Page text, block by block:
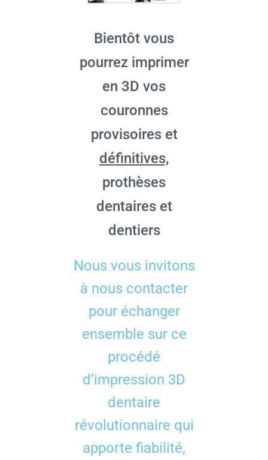
Bientôt vous
pourrez imprimer
en 3D vos
couronnes
provisoires et
définitives,
prothèses
dentaires et
dentiers
Nous vous invitons
à nous contacter
pour échanger
ensemble sur ce
procédé
d’impression 3D
dentaire
révolutionnaire qui
apporte fiabilité,